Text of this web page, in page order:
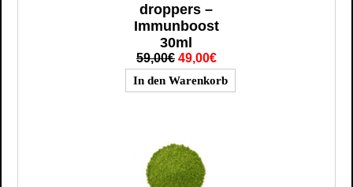
droppers –
Immunboost
30ml
59,00€ 49,00€